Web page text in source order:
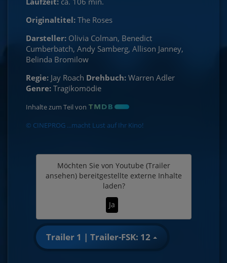
Originaltitel: The Roses
Darsteller: Olivia Colman, Benedict
Cumberbatch, Andy Samberg, Allison Janney,
Belinda Bromilow
Regie: Jay Roach Drehbuch: Warren Adler
Genre: Tragikomödie
Inhalte zum Teil von
© CINEPROG ...macht Lust auf Ihr Kino!
Möchten Sie von Youtube (Trailer
ansehen) bereitgestellte externe Inhalte
laden?
Ja
Trailer 1 | Trailer-FSK: 12